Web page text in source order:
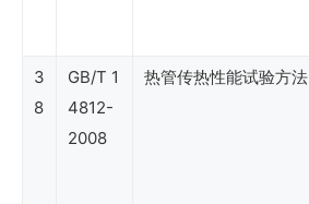
3
8
GB/T 1
4812-
2008
热管传热性能试验方法